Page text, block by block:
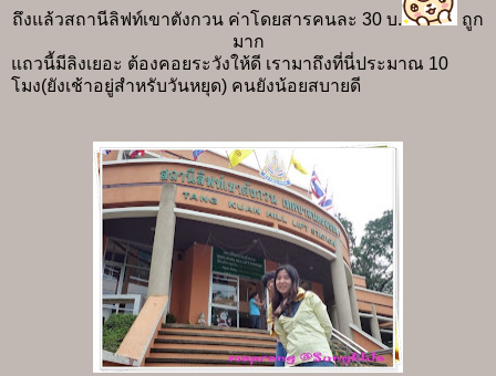
ถึงแล้วสถานีลิฟท์เขาตังกวน ค่าโดยสารคนละ 30 บ.
ถูก
มาก
แถวนี้มีลิงเยอะ ต้องคอยระวังให้ดี เรามาถึงที่นี่ประมาณ 10
โมง(ยังเช้าอยู่สำหรับวันหยุด) คนยังน้อยสบายดี